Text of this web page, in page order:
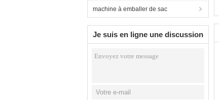
machine à emballer de sac
Je suis en ligne une discussion
en ligne